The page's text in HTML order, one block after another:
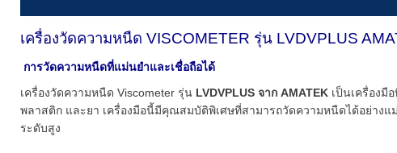
เครื่องวัดความหนืด VISCOMETER รุ่น LVDVPLUS
การวัดความหนืดที่แม่นยำและเชื่อถือได้
เครื่องวัดความหนืด Viscometer รุ่น LVDVPLUS จาก AMATEK เป็นเครื่องมื
พลาสติก และยา เครื่องมือนี้มีคุณสมบัติพิเศษที่สามารถวัดความหนืดได้อย่าง
ระดับสูง